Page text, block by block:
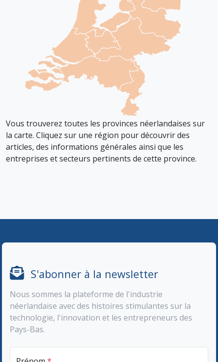
Vous trouverez toutes les provinces néerlandaises sur
la carte. Cliquez sur une région pour découvrir des
articles, des informations générales ainsi que les
entreprises et secteurs pertinents de cette province.
S'abonner à la newsletter
Nous sommes la plateforme de l'industrie
néerlandaise avec des histoires stimulantes sur la
technologie, l'innovation et les entrepreneurs des
Pays-Bas.